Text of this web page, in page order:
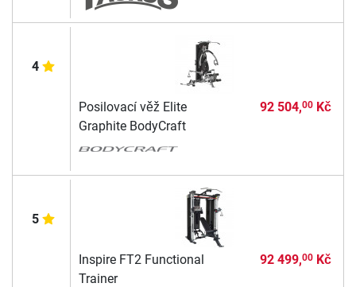
4
Posilovací věž Elite
Graphite BodyCraft
92 504,00Kč
5
Inspire FT2 Functional
Trainer
92 499,00Kč